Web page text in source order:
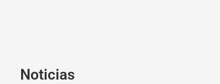
Noticias